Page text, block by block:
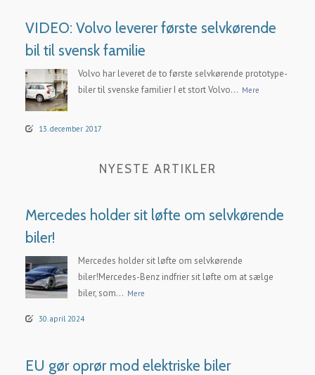
VIDEO: Volvo leverer første selvkørende
bil til svensk familie
Volvo har leveret de to første selvkørende prototype-
biler til svenske familier I et stort Volvo... Mere
13. december 2017
NYESTE ARTIKLER
Mercedes holder sit løfte om selvkørende
biler!
Mercedes holder sit løfte om selvkørende
biler!Mercedes-Benz indfrier sit løfte om at sælge
biler, som... Mere
30. april 2024
EU gør oprør mod elektriske biler